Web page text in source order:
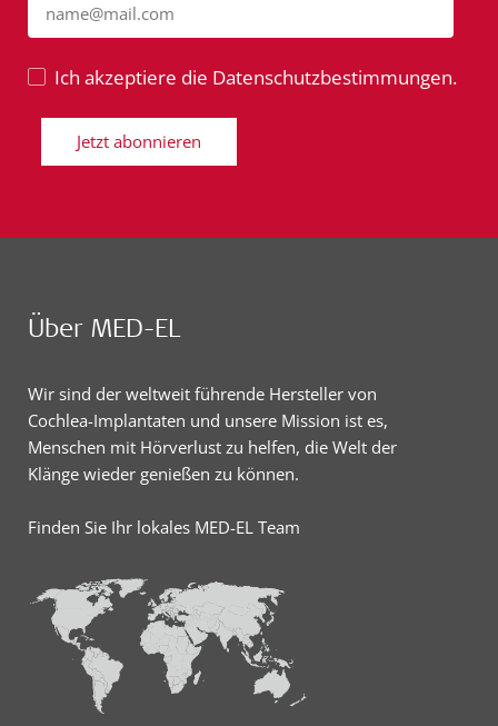
name@mail.com
Ich akzeptiere die Datenschutzbestimmungen.
Jetzt abonnieren
Über MED-EL
Wir sind der weltweit führende Hersteller von
Cochlea-Implantaten und unsere Mission ist es,
Menschen mit Hörverlust zu helfen, die Welt der
Klänge wieder genießen zu können.
Finden Sie Ihr lokales MED-EL Team